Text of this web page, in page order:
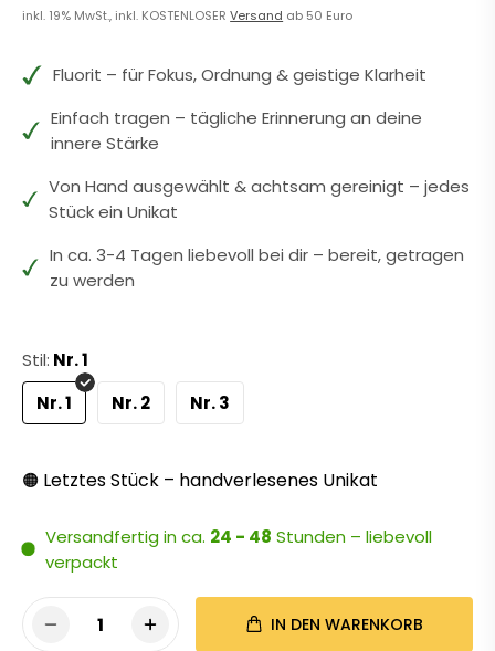
inkl. 19% MwSt., inkl. KOSTENLOSERVersand ab 50 Euro
Fluorit – für Fokus, Ordnung & geistige Klarheit
Einfach tragen – tägliche Erinnerung an deine
innere Stärke
Von Hand ausgewählt & achtsam gereinigt – jedes
Stück ein Unikat
In ca. 3-4 Tagen liebevoll bei dir – bereit, getragen
zu werden
Stil: Nr. 1
Nr. 1
Nr. 2 Nr. 3
🟠 Letztes Stück – handverlesenes Unikat
Versandfertig in ca. 24 - 48 Stunden – liebevoll
verpackt
1 IN DEN WARENKORB